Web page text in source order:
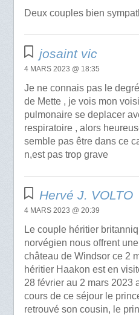
Deux couples bien
josaint vic
4 MARS 2023 @ 18:35
Je ne connais pas le
de Mette , je vois mon
pulmonaire se deplacer
respiratoire , alors
semble pas être dans ce
n,est pas trop grave
Hervé J. VOLTO
4 MARS 2023 @ 20:39
Le couple héritier
norvégien nous offrent
château de Windsor ce 2
héritier Haakon est en
28 février au 2 mars 2023
cours de ce séjour le
retrouvé son cousin, le